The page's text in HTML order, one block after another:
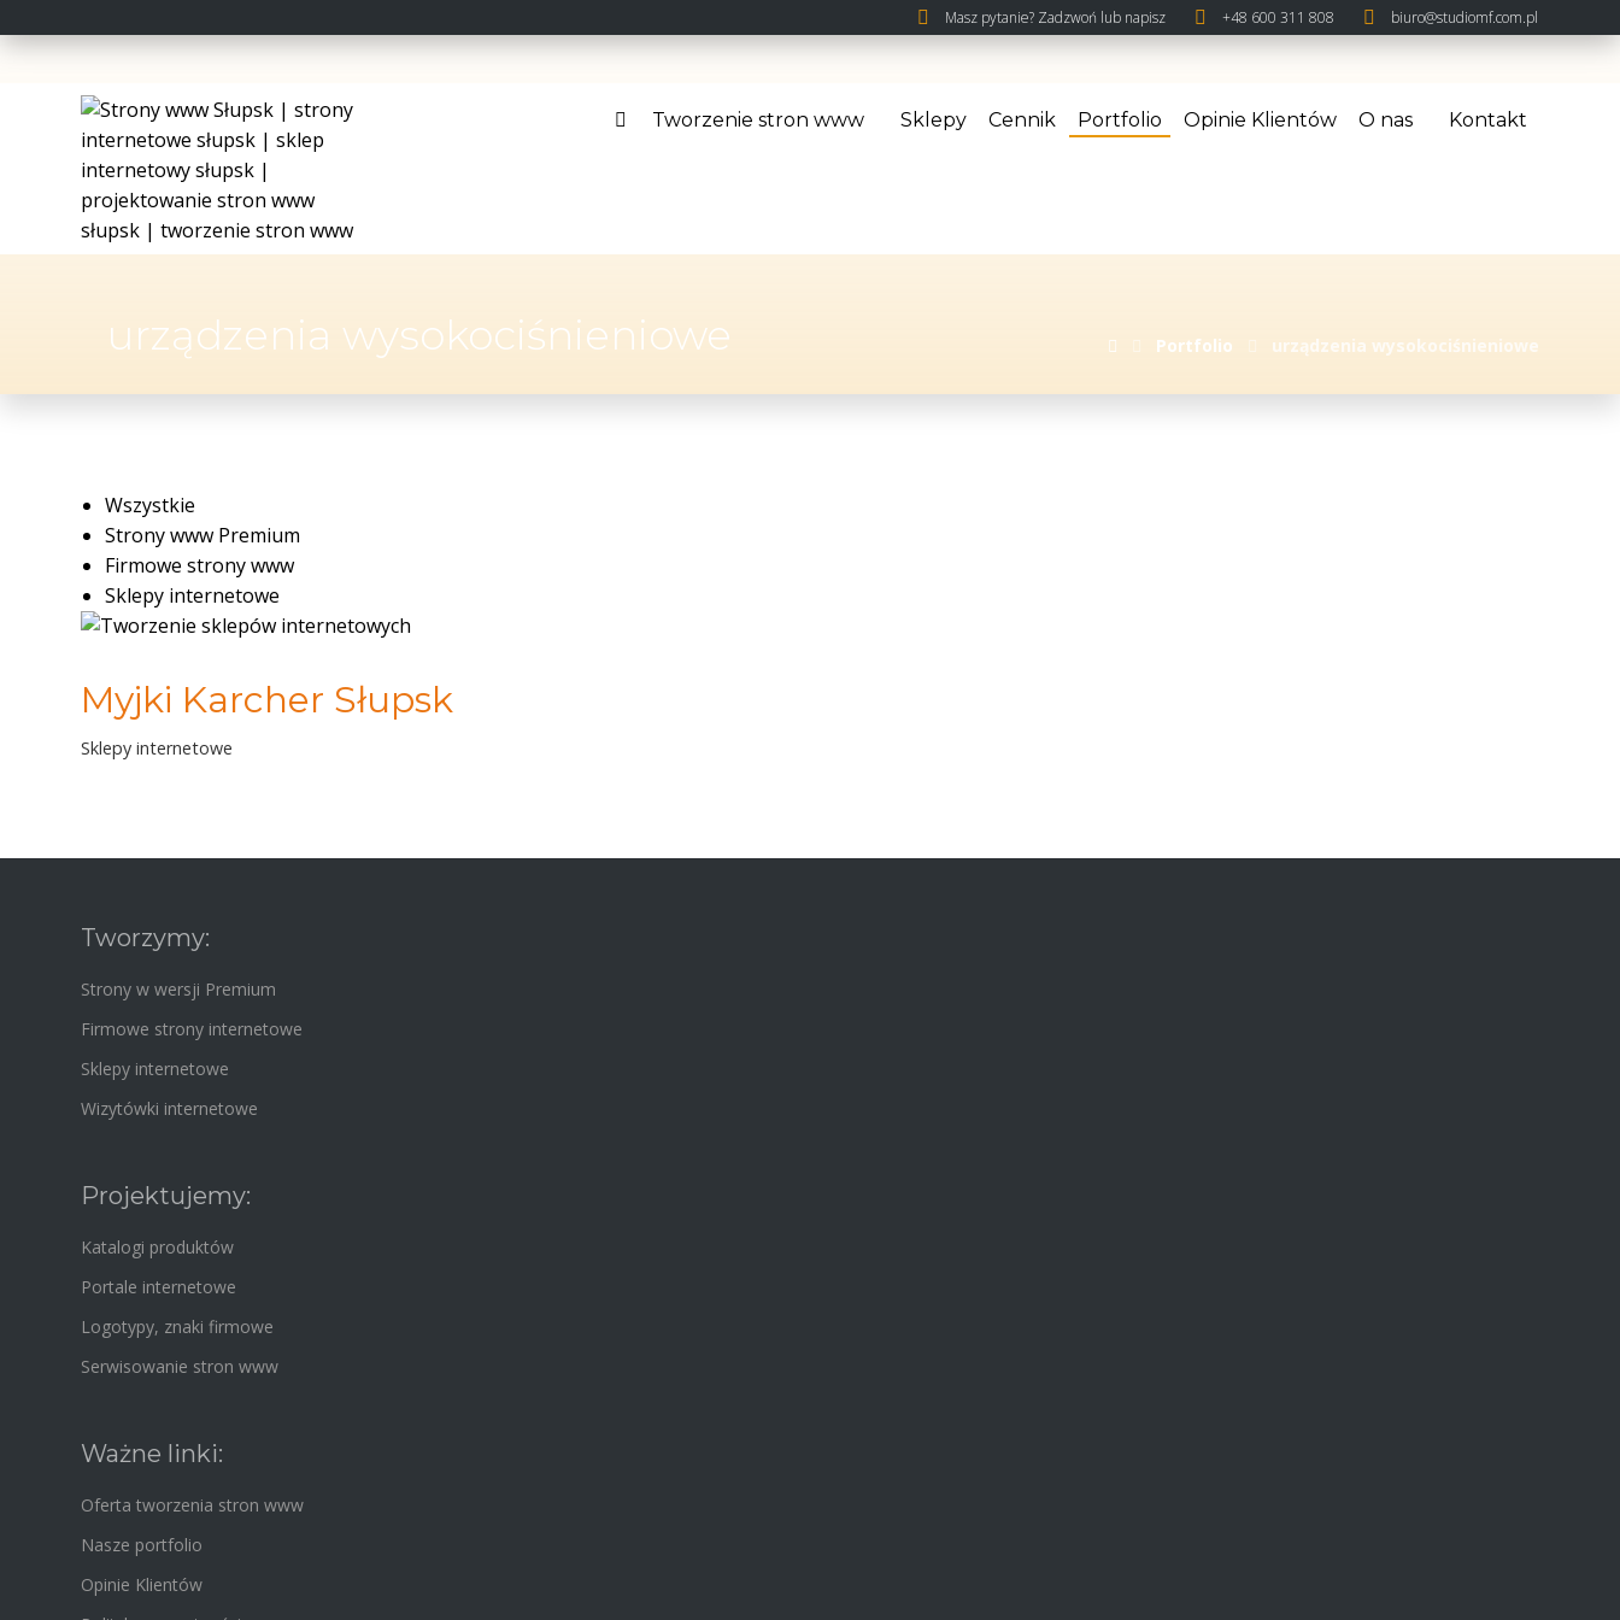
biuro@studiomf.com.pl
+48 600 311 808
Masz pytanie? Zadzwoń lub napisz
Tworzenie stron www Sklepy Cennik Portfolio Opinie Klientów O nas Kontakt
urządzenia wysokociśnieniowe Portfolio urządzenia wysokociśnieniowe
Wszystkie
Strony www Premium
Firmowe strony www
Sklepy internetowe
Myjki Karcher Słupsk
Sklepy internetowe
Tworzymy:
Strony w wersji Premium
Firmowe strony internetowe
Sklepy internetowe
Wizytówki internetowe
Projektujemy:
Katalogi produktów
Portale internetowe
Logotypy, znaki firmowe
Serwisowanie stron www
Ważne linki:
Oferta tworzenia stron www
Nasze portfolio
Opinie Klientów